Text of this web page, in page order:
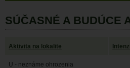
SÚČASNÉ A BUDÚCE
Aktivita na lokalite
U - neznáme ohrozenia